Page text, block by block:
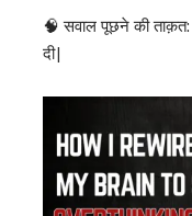
🧠 सवाल पूछने की
दी|